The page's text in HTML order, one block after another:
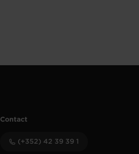
Contact
(+352) 42 39 39 1